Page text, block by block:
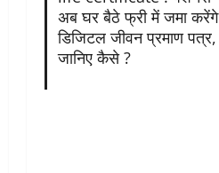
अब घर बैठे फ्री में जमा करेंगे
डिजिटल जीवन प्रमाण पत्र,
जानिए कैसे ?